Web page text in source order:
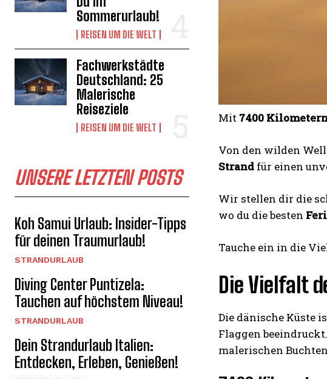
Sommerurlaub!
REISEN UM DIE WELT
Fachwerkstädte
Deutschland: 25
Malerische
Reiseziele
REISEN UM DIE WELT
UNSERE LETZTEN POSTS
Koh Samui Urlaub: Insider-Tipps
für deinen Traumurlaub!
STRANDURLAUB
Diving Center Puntizela:
Tauchen auf höchstem Niveau!
STRANDURLAUB
Dein Strandurlaub Italien:
Entdecken, Erleben, Genießen!
Mit 7400
Von den wilden
Strand für einen
Wir stellen dir die
wo du die besten
Tauche ein in die
Die Vielfalt
Die dänische Küste
Flaggen
malerischen